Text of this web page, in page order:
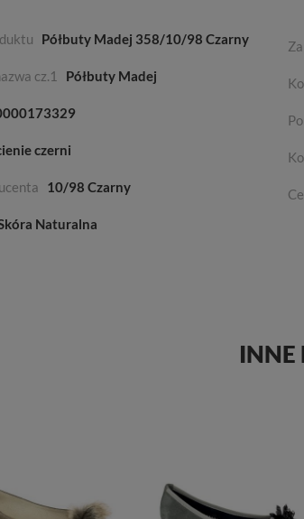
Półbuty Madej 358/10/98 Czarny
cz.1 Półbuty Madej
czerni
10/98 Czarny
Naturalna
INNE